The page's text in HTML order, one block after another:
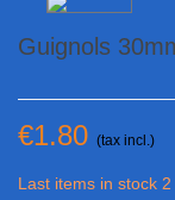
Guignols
€1.80 (tax incl.)
Last items in stock 2